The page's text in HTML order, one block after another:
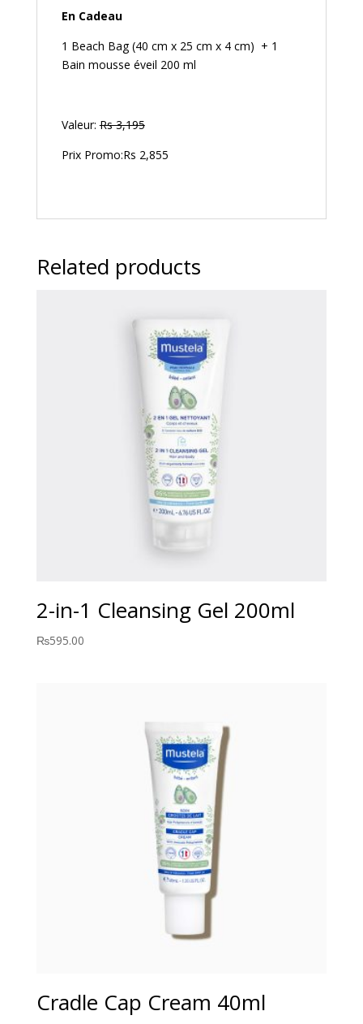
En Cadeau
1 Beach Bag (40 cm x 25 cm x 4 cm) + 1
Bain mousse éveil 200 ml
Valeur:Rs 3,195
Prix Promo:Rs 2,855
Related products
2-in-1 Cleansing Gel 200ml
₨595.00
Cradle Cap Cream 40ml